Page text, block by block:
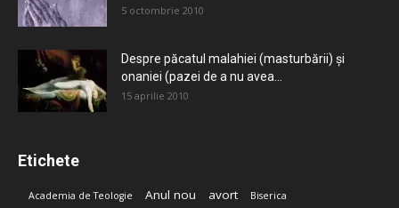
5 octombrie 2010
Despre păcatul malahiei (masturbării) şi
onaniei (pazei de a nu avea...
15 aprilie 2010
Etichete
Academia de Teologie Anul nou avort Biserica